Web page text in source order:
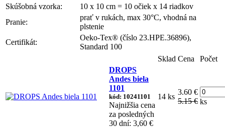
Skúšobná vzorka:
10 x 10 cm = 10 očiek x 14 riadkov
Pranie:
prať v rukách, max 30°C, vhodná na
plstenie
Certifikát:
Oeko-Tex® (číslo 23.HPE.36896),
Standard 100
Sklad Cena
Počet
DROPS
Andes biela
1101
kód: 10241101
Najnižšia cena
za posledných
30 dní: 3,60 €
14 ks
3.60 €
5.15 € ks